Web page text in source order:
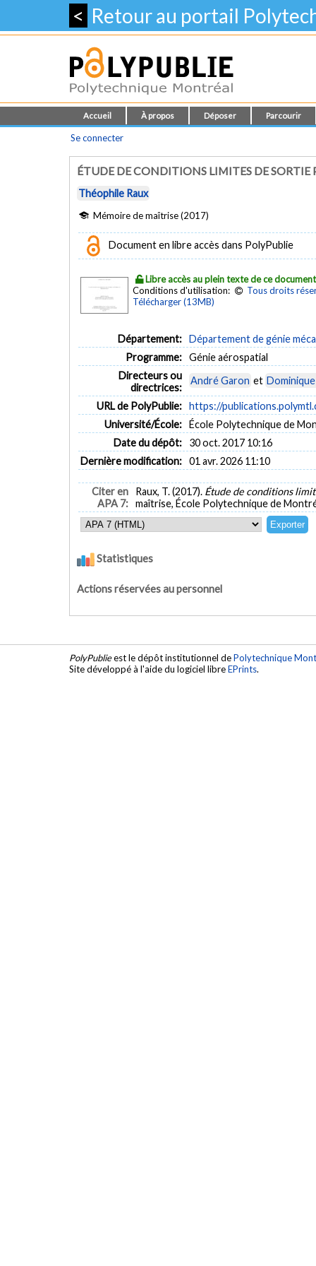
< Retour au portail
Accueil À propos Déposer Parcourir
Se connecter
ÉTUDE DE CONDITIONS LIMITES DE
Théophile Raux
Mémoire de maîtrise (2017)
Document en libre accès dans PolyPublie
Libre accès au plein texte de ce document
Conditions d'utilisation:
Tous droits
Télécharger (13MB)
Département: Département de génie
Programme: Génie aérospatial
Directeurs ou
directrices:
André Garon et
URL de PolyPublie: https://
Université/École: École Polytechnique de
Date du dépôt:
30 oct. 2017 10:16
Dernière modification: 01 avr. 2026 11:10
Citer en
APA 7:
Raux, T. (2017). Étude de conditions
maîtrise, École Polytechnique de
Statistiques
Actions réservées au personnel
PolyPublieest le dépôt institutionnel dePolytechnique
Site développé à l'aide du logiciel libreEPrints.